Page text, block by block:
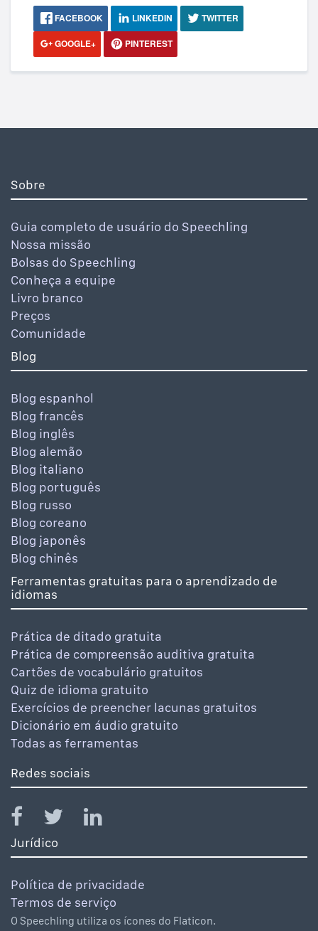
FACEBOOK LINKEDIN
TWITTER
GOOGLE+
PINTEREST
Sobre
Guia completo de usuário do Speechling
Nossa missão
Bolsas do Speechling
Conheça a equipe
Livro branco
Preços
Comunidade
Blog
Blog espanhol
Blog francês
Blog inglês
Blog alemão
Blog italiano
Blog português
Blog russo
Blog coreano
Blog japonês
Blog chinês
Ferramentas gratuitas para o aprendizado de
idiomas
Prática de ditado gratuita
Prática de compreensão auditiva gratuita
Cartões de vocabulário gratuitos
Quiz de idioma gratuito
Exercícios de preencher lacunas gratuitos
Dicionário em áudio gratuito
Todas as ferramentas
Redes sociais
Jurídico
Política de privacidade
Termos de serviço
O Speechling utiliza os ícones do Flaticon.